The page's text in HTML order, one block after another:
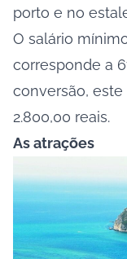
porto e no
O salário
corresponde a
conversão,
2.800,00 reais.
As atrações